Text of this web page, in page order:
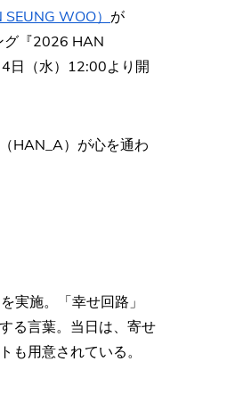
WOO） が
グ『2026 HAN
日（水）12:00より開
HAN_A）が心を通わ
実施。「幸せ回路」
る言葉。当日は、寄せ
も用意されている。